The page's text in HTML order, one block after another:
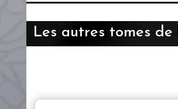
Les autres tomes de